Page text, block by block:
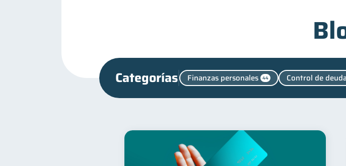
Categorías Finanzas personales 44 Control de
Organización Financiera Entidad financiera
Tarjeta de crédito 6 Historial crediticio